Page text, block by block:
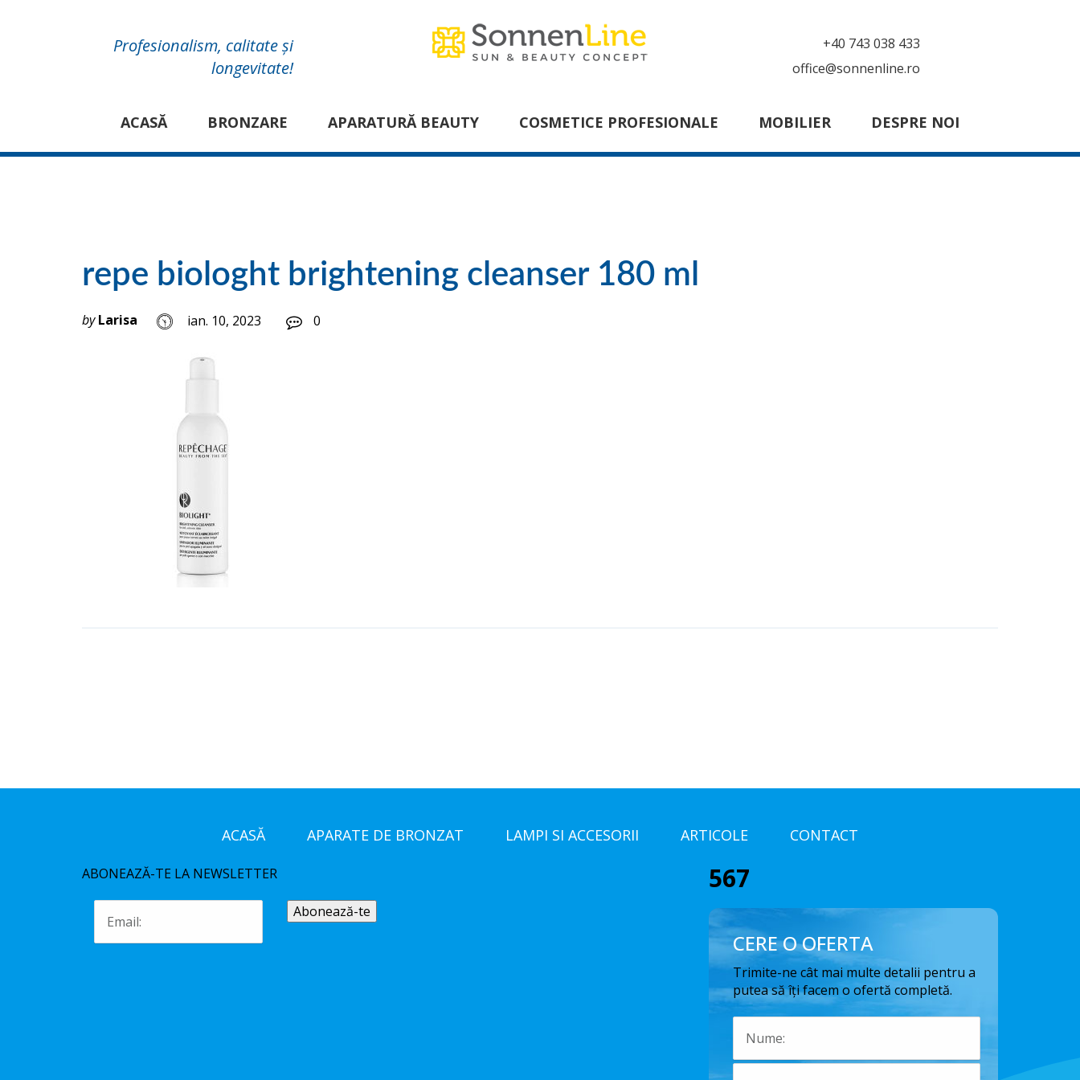
Profesionalism, calitate și
longevitate!
+40 743 038 433
office@sonnenline.ro
ACASĂ BRONZARE APARATURĂ BEAUTY COSMETICE PROFESIONALE MOBILIER DESPRE NOI
repe biologht brightening cleanser 180 ml
by Larisa ian. 10, 2023 0
ACASĂ APARATE DE BRONZAT LAMPI SI ACCESORII ARTICOLE CONTACT
ABONEAZĂ-TE LA NEWSLETTER 567
CERE O OFERTA
Trimite-ne cât mai multe detalii pentru a
putea să îți facem o ofertă completă.